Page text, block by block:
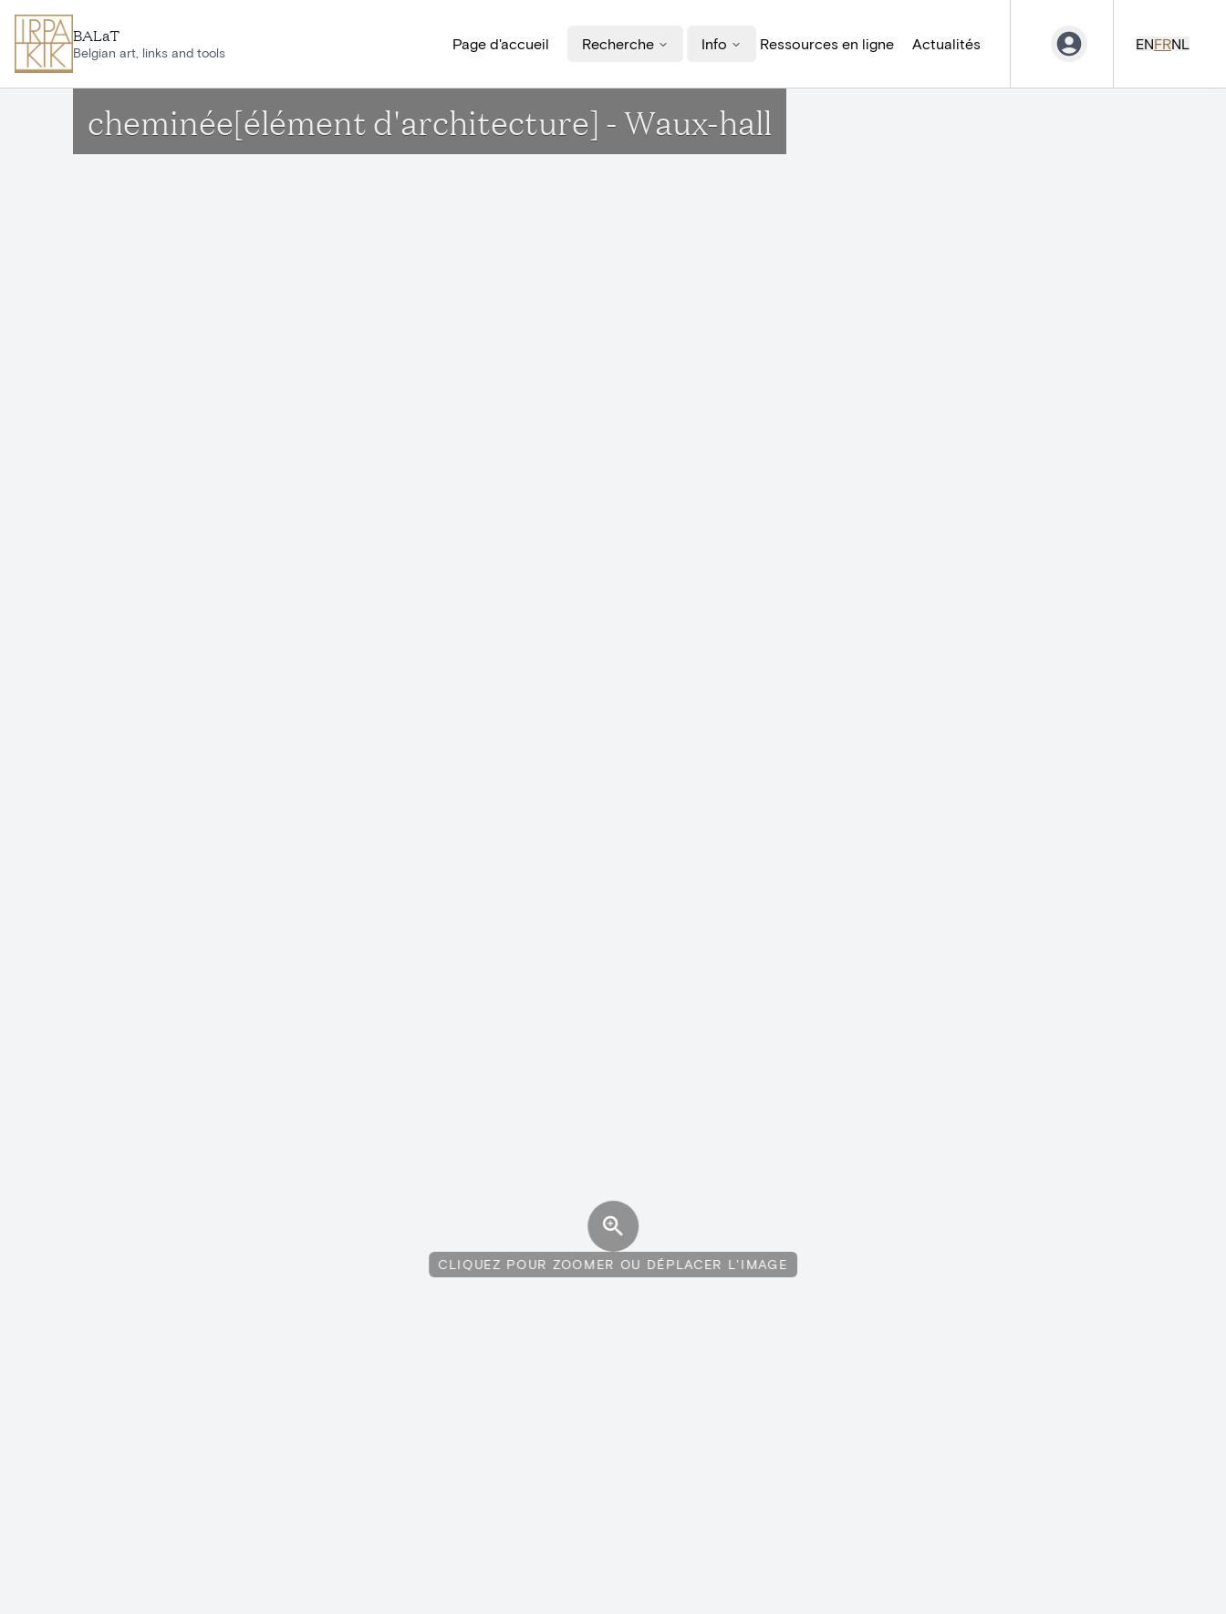
BALaT
Belgian art, links and tools
Page d'accueil Recherche Info Ressources en ligne Actualités ENFRNL
cheminée[élément d'architecture] - Waux-hall
CLIQUEZ POUR ZOOMER OU DÉPLACER L'IMAGE